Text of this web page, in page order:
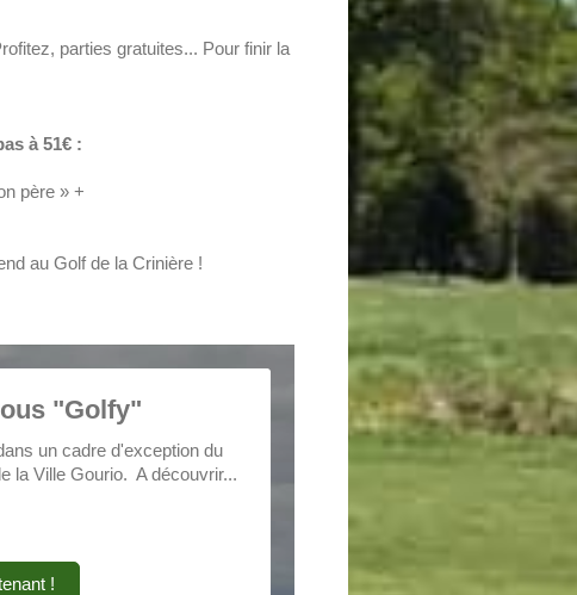
parties gratuites... Pour finir la
à 51€ :
père » +
au Golf de la Crinière !
"Golfy"
un cadre d'exception du
la Ville Gourio. A découvrir...
!